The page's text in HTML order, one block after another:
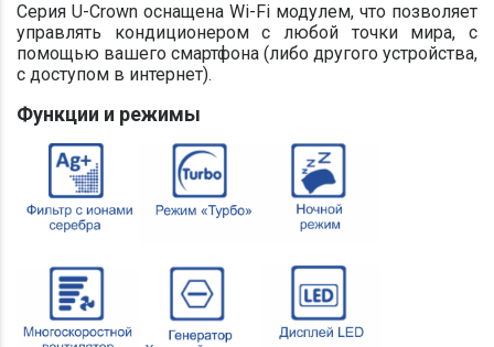
Серия U-Crown оснащена Wi-Fi модулем, что позволяет
управлять кондиционером с любой точки мира, с
помощью вашего смартфона (либо другого устройства,
с доступом в интернет).
Функции и режимы